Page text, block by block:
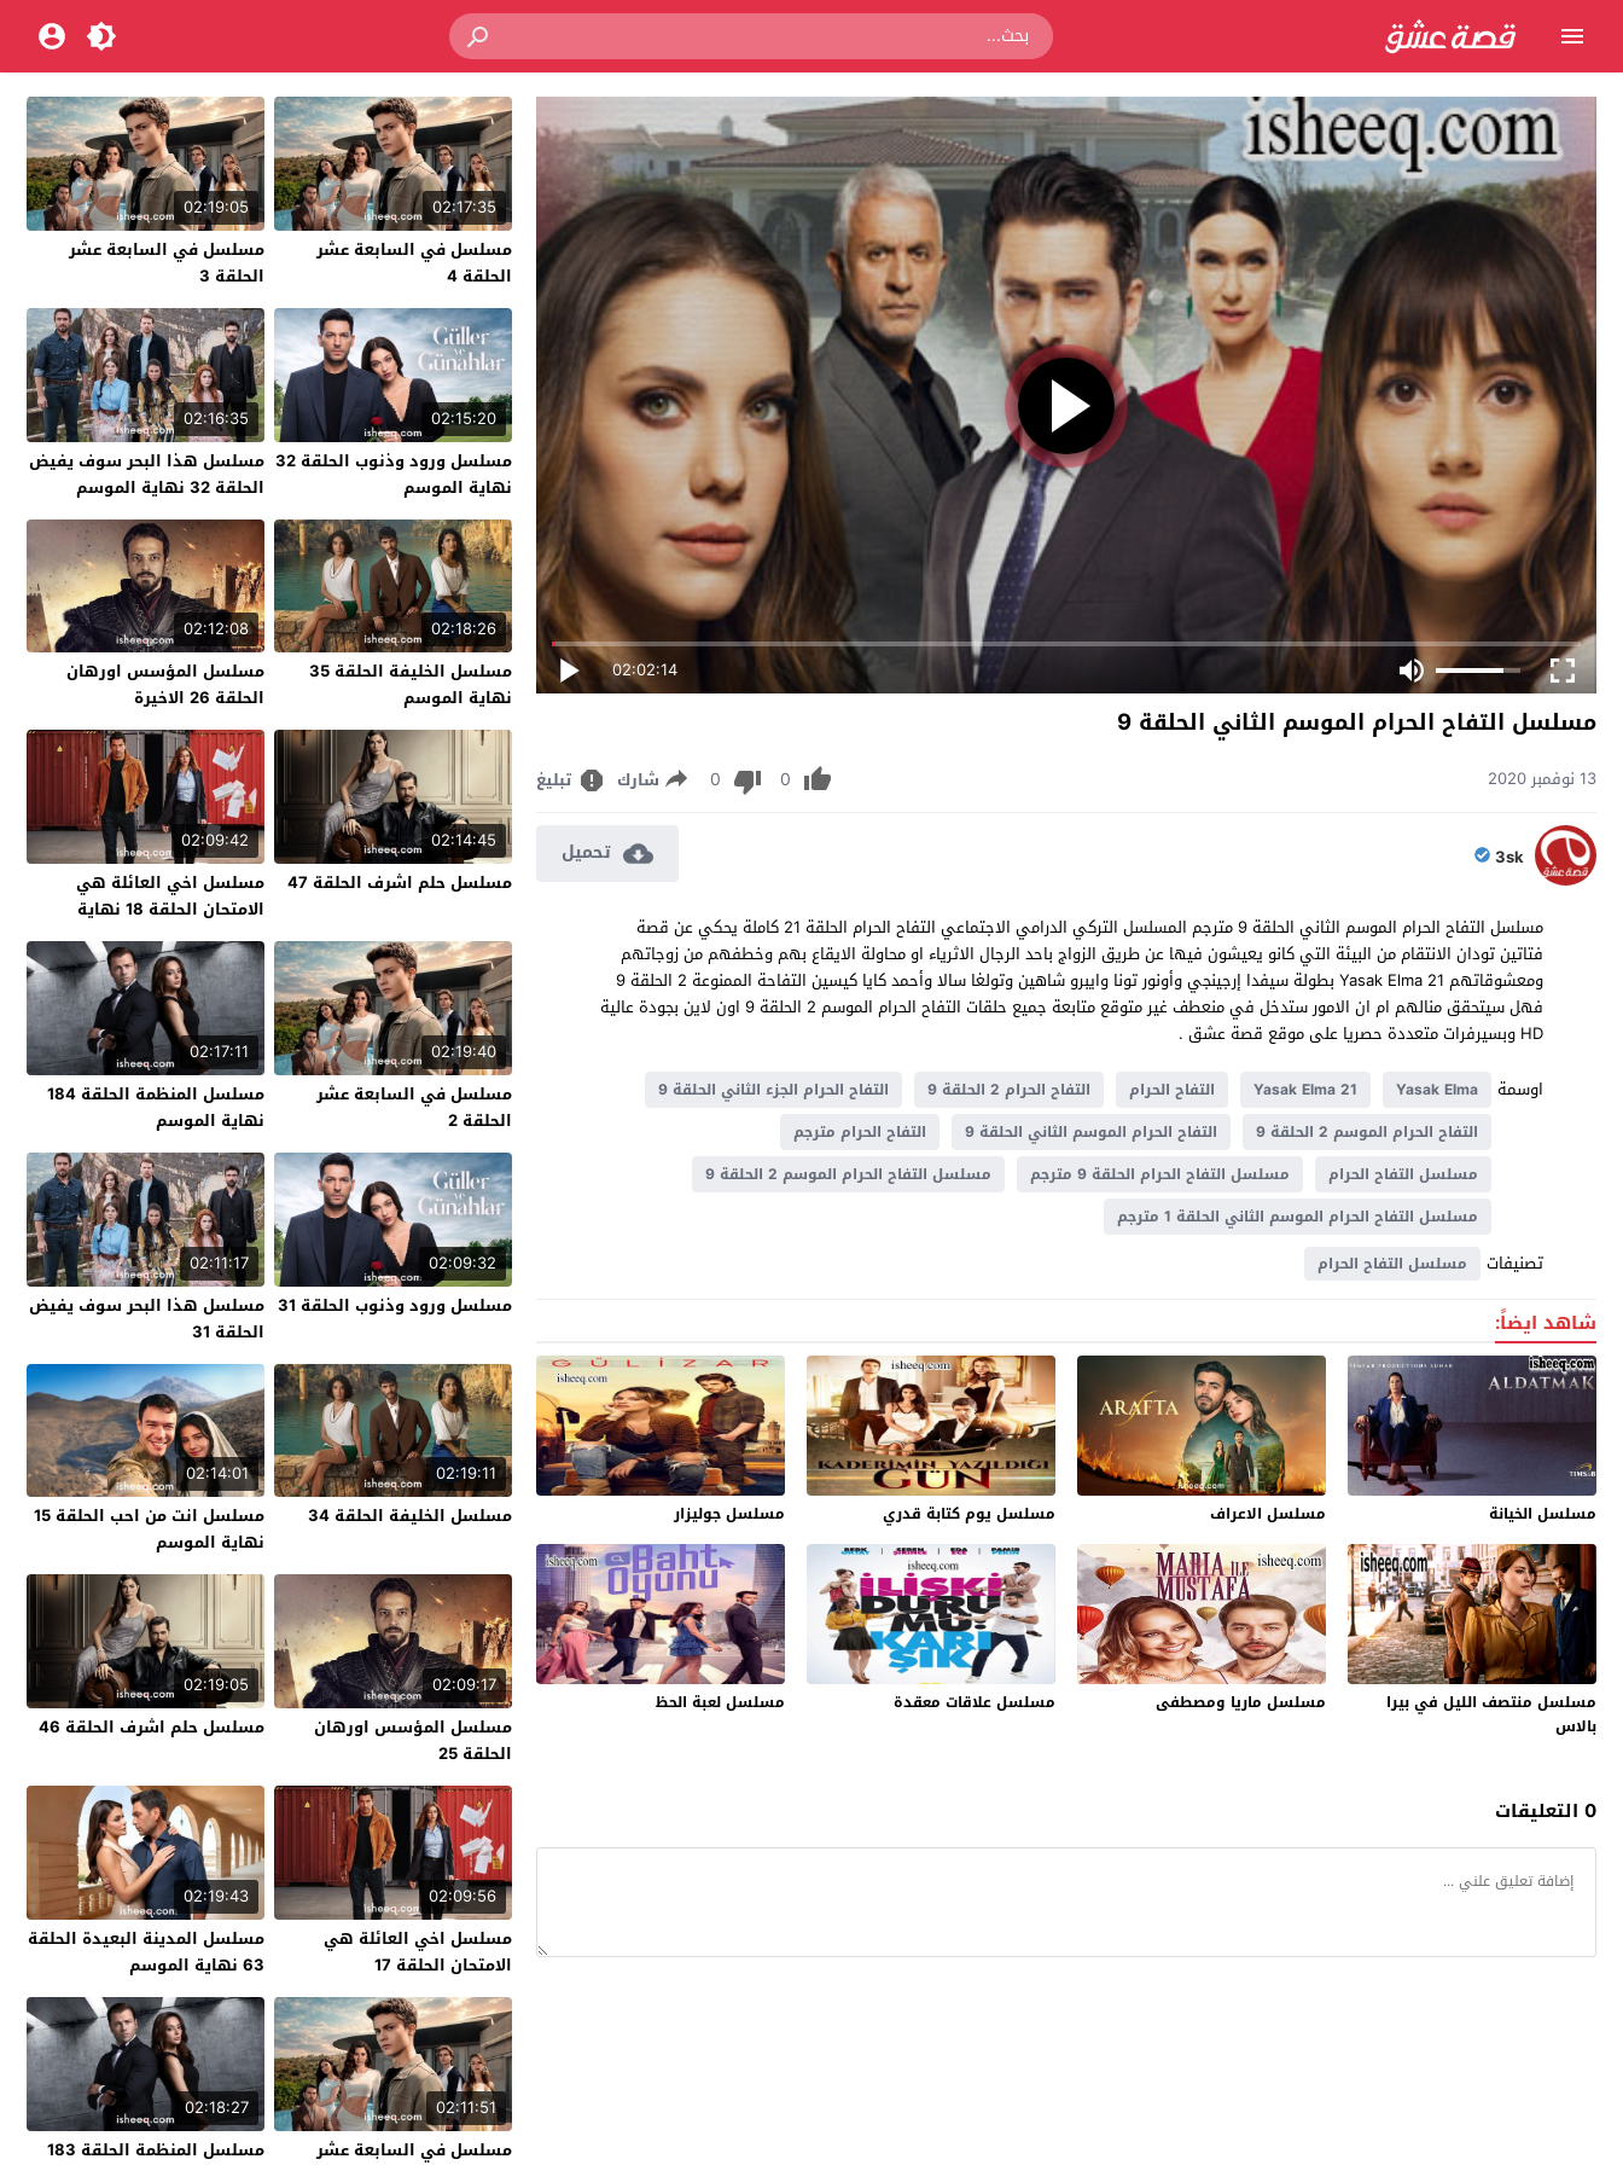
02:02:14
مسلسل التفاح الحرام الموسم الثاني الحلقة 9
13 نوفمبر 2020 0
0 شارك تبليغ
3sk تحميل
مسلسل التفاح الحرام الموسم الثاني الحلقة 9 مترجم المسلسل التركي الدرامي الاجتماعي التفاح الحرام الحلقة 21 كاملة يحكي عن قصة
فتاتين تودان الانتقام من البيئة التي كانو يعيشون فيها عن طريق الزواج باحد الرجال الاثرياء او محاولة الايقاع بهم وخطفهم من زوجاتهم
ومعشوقاتهم Yasak Elma 21 بطولة سيفدا إرجينجي وأونور تونا وايبرو شاهين وتولغا سالا وأحمد كايا كيسين التفاحة الممنوعة 2 الحلقة 9
فهل سيتحقق منالهم ام ان الامور ستدخل في منعطف غير متوقع متابعة جميع حلقات التفاح الحرام الموسم 2 الحلقة 9 اون لاين بجودة عالية
HD وبسيرفرات متعددة حصريا على موقع قصة عشق .
اوسمة
Yasak Elma
Yasak Elma 21 التفاح الحرام التفاح الحرام 2 الحلقة 9
التفاح الحرام الجزء الثاني الحلقة 9
التفاح الحرام الموسم 2 الحلقة 9
التفاح الحرام الموسم الثاني الحلقة 9
التفاح الحرام مترجم
مسلسل التفاح الحرام
مسلسل التفاح الحرام الحلقة 9 مترجم
مسلسل التفاح الحرام الموسم 2 الحلقة 9
مسلسل التفاح الحرام الموسم الثاني الحلقة 1 مترجم
تصنيفات مسلسل التفاح الحرام
شاهد ايضاً:
مسلسل الخيانة مسلسل الاعراف مسلسل يوم كتابة قدري مسلسل جوليزار
مسلسل منتصف الليل في بيرا
بالاس
مسلسل ماريا ومصطفى مسلسل علاقات معقدة مسلسل لعبة الحظ
0 التعليقات
02:17:35
مسلسل في السابعة عشر
الحلقة 4
02:19:05
مسلسل في السابعة عشر
الحلقة 3
02:15:20
مسلسل ورود وذنوب الحلقة 32
نهاية الموسم
02:16:35
مسلسل هذا البحر سوف يفيض
الحلقة 32 نهاية الموسم
02:18:26
مسلسل الخليفة الحلقة 35
نهاية الموسم
02:12:08
مسلسل المؤسس اورهان
الحلقة 26 الاخيرة
02:14:45
مسلسل حلم اشرف الحلقة 47
02:09:42
مسلسل اخي العائلة هي
الامتحان الحلقة 18 نهاية
الموسم
02:19:40
مسلسل في السابعة عشر
الحلقة 2
02:17:11
مسلسل المنظمة الحلقة 184
نهاية الموسم
02:09:32
مسلسل ورود وذنوب الحلقة 31
02:11:17
مسلسل هذا البحر سوف يفيض
الحلقة 31
02:19:11
مسلسل الخليفة الحلقة 34
02:14:01
مسلسل انت من احب الحلقة 15
نهاية الموسم
02:09:17
مسلسل المؤسس اورهان
الحلقة 25
02:19:05
مسلسل حلم اشرف الحلقة 46
02:09:56
مسلسل اخي العائلة هي
الامتحان الحلقة 17
02:19:43
مسلسل المدينة البعيدة الحلقة
63 نهاية الموسم
02:11:51
مسلسل في السابعة عشر
02:18:27
مسلسل المنظمة الحلقة 183